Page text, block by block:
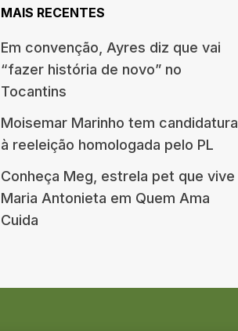
MAIS RECENTES
Em convenção, Ayres diz que vai
“fazer história de novo” no
Tocantins
Moisemar Marinho tem candidatura
à reeleição homologada pelo PL
Conheça Meg, estrela pet que vive
Maria Antonieta em Quem Ama
Cuida